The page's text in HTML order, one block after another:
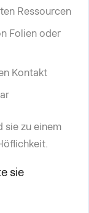
Ressourcen
Folien oder
Kontakt
sie zu einem
sie